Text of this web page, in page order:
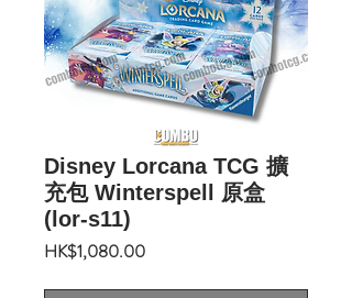
Disney Lorcana TCG 擴
充包 Winterspell 原盒
(lor-s11)
HK$1,080.00價